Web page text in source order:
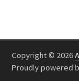
Copyright © 2026
Proudly powered